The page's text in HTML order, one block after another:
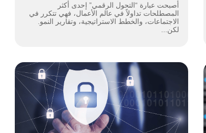
أصبحت عبارة “التحول الرقمي” إحدى أكثر
المصطلحات تداولاً في عالم الأعمال، فهي تتكرر في
الاجتماعات، والخطط الاستراتيجية، وتقارير النمو.
لكن...